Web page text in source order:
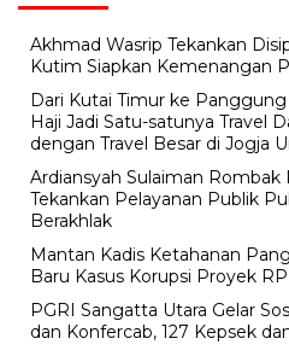
Akhmad Wasrip Tekankan
Kutim Siapkan Kemenangan
Dari Kutai Timur ke Panggung
Haji Jadi Satu-satunya Travel
dengan Travel Besar di Jogja
Ardiansyah Sulaiman
Tekankan Pelayanan Publik
Berakhlak
Mantan Kadis Ketahanan
Baru Kasus Korupsi Proyek
PGRI Sangatta Utara Gelar
dan Konfercab, 127 Kepsek